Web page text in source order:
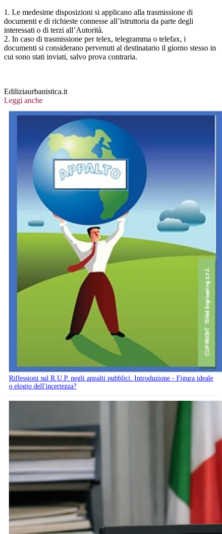
1. Le medesime disposizioni si applicano alla trasmissione di
documenti e di richieste connesse all’istruttoria da parte degli
interessati o di terzi all’Autorità.
2. In caso di trasmissione per telex, telegramma o telefax, i
documenti si considerano pervenuti al destinatario il giorno stesso in
cui sono stati inviati, salvo prova contraria.
Ediliziaurbanistica.it
Leggi anche
Riflessioni sul R.U.P. negli appalti pubblici. Introduzione - Figura ideale
o elogio dell'incertezza?